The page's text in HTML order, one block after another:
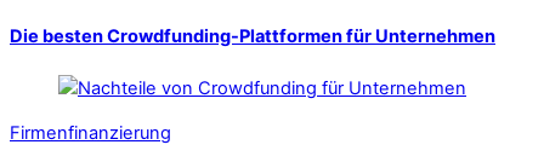
Die besten Crowdfunding-Plattformen für Unternehmen
Firmenfinanzierung